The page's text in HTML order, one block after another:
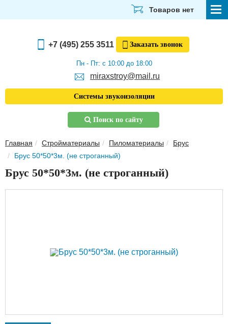
ОТДЕЛОЧНЫЕ МАТЕРИАЛЫ
ЭЛЕКТРИКА И ОСВЕЩЕНИЕ
ЗВУКОИЗОЛЯЦИЯ
ТЕПЛОИЗОЛЯЦИЯ
Главная
Товаров нет
+7 (495) 255 3511 Заказать звонок
Пн - Пт: с 10:00 до 18:00
miraxstroy@mail.ru
Системы звукоизоляции
Поиск по сайту
Главная Стройматериалы Пиломатериалы
Брус
Брус 50*50*3м. (не строганный)
Брус 50*50*3м. (не строганный)